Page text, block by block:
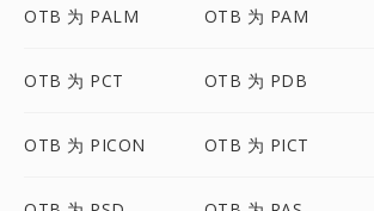
OTB 为 PALM OTB 为 PAM
OTB 为 PCT OTB 为 PDB
OTB 为 PICON OTB 为 PICT